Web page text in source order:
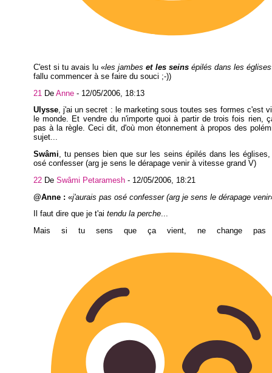
C'est si tu avais lu les jambeset les seinsépilés dans les églises
fallu commencer à se faire du souci ;-))
21 De Anne - 12/05/2006, 18:13
Ulysse, j'ai un secret : le marketing sous toutes ses formes c'est
le monde. Et vendre du n'importe quoi à partir de trois fois rien,
pas à la règle. Ceci dit, d'où mon étonnement à propos des
sujet...
Swâmi, tu penses bien que sur les seins épilés dans les églises,
osé confesser (arg je sens le dérapage venir à vitesse grand V)
22 De Swâmi Petaramesh - 12/05/2006, 18:21
@Anne :
j'aurais pas osé confesser (arg je sens le dérapage venir
Il faut dire que je t'ai tendu la perche...
Mais si tu sens que ça vient, ne change pas